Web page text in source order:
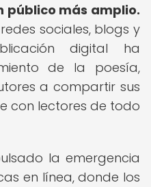
público más amplio.
sociales, blogs y
digital ha
de la poesía,
a compartir sus
con lectores de todo
la emergencia
en línea, donde los